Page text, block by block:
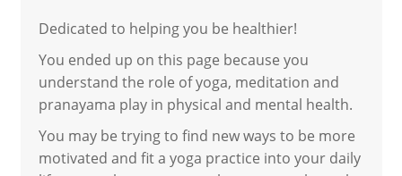
Dedicated to helping you be healthier!
You ended up on this page because you
understand the role of yoga, meditation and
pranayama play in physical and mental health.
You may be trying to find new ways to be more
motivated and fit a yoga practice into your daily